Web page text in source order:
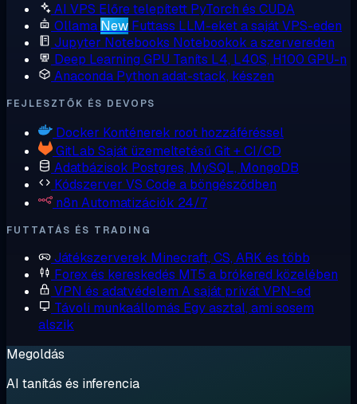
AI VPS Előre telepített PyTorch és CUDA
Ollama New Futtass LLM-eket a saját VPS-eden
Jupyter Notebooks Notebookok a szervereden
Deep Learning GPU Taníts L4, L40S, H100 GPU-n
Anaconda Python adat-stack, készen
FEJLESZTŐK ÉS DEVOPS
Docker Konténerek root hozzáféréssel
GitLab Saját üzemeltetésű Git + CI/CD
Adatbázisok Postgres, MySQL, MongoDB
Kódszerver VS Code a böngésződben
n8n Automatizációk 24/7
FUTTATÁS ÉS TRADING
Játékszerverek Minecraft, CS, ARK és több
Forex és kereskedés MT5 a brókered közelében
VPN és adatvédelem A saját privát VPN-ed
Távoli munkaállomás Egy asztal, ami sosem
alszik
Megoldás
AI tanítás és inferencia